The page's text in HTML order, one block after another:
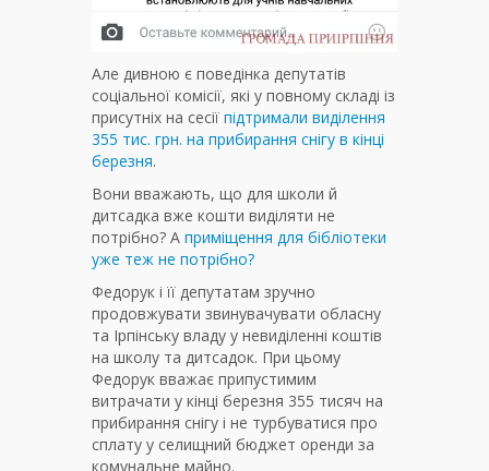
Але дивною є поведінка депутатів
соціальної комісії, які у повному складі із
присутніх на сесії підтримали виділення
355 тис. грн. на прибирання снігу в кінці
березня.
Вони вважають, що для школи й
дитсадка вже кошти виділяти не
потрібно? А приміщення для бібліотеки
уже теж не потрібно?
Федорук і її депутатам зручно
продовжувати звинувачувати обласну
та Ірпінську владу у невиділенні коштів
на школу та дитсадок. При цьому
Федорук вважає припустимим
витрачати у кінці березня 355 тисяч на
прибирання снігу і не турбуватися про
сплату у селищний бюджет оренди за
комунальне майно.